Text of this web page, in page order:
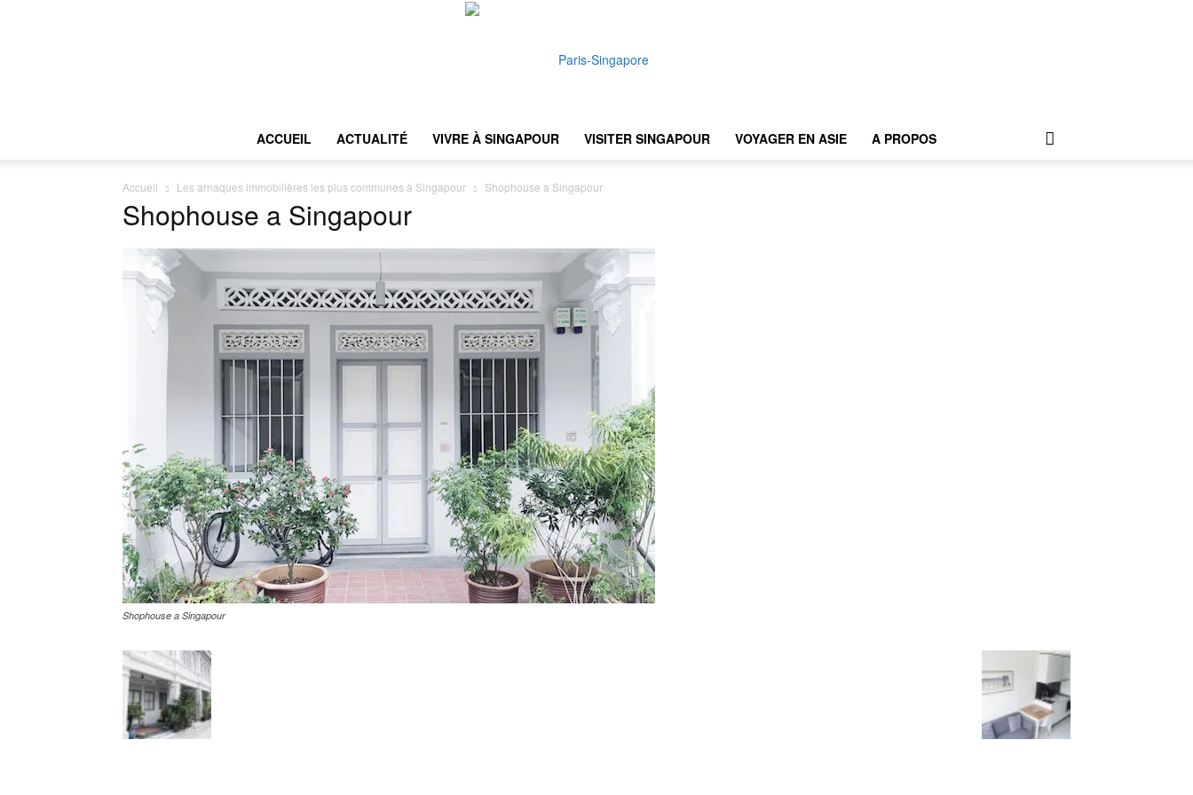
Singapore
ACCUEIL ACTUALITÉ VIVRE À SINGAPOUR VISITER SINGAPOUR VOYAGER EN ASIE A PROPOS
Accueil Les arnaques immobilières les plus communes à Singapour Shophouse a Singapour
Shophouse a Singapour
Shophouse a Singapour